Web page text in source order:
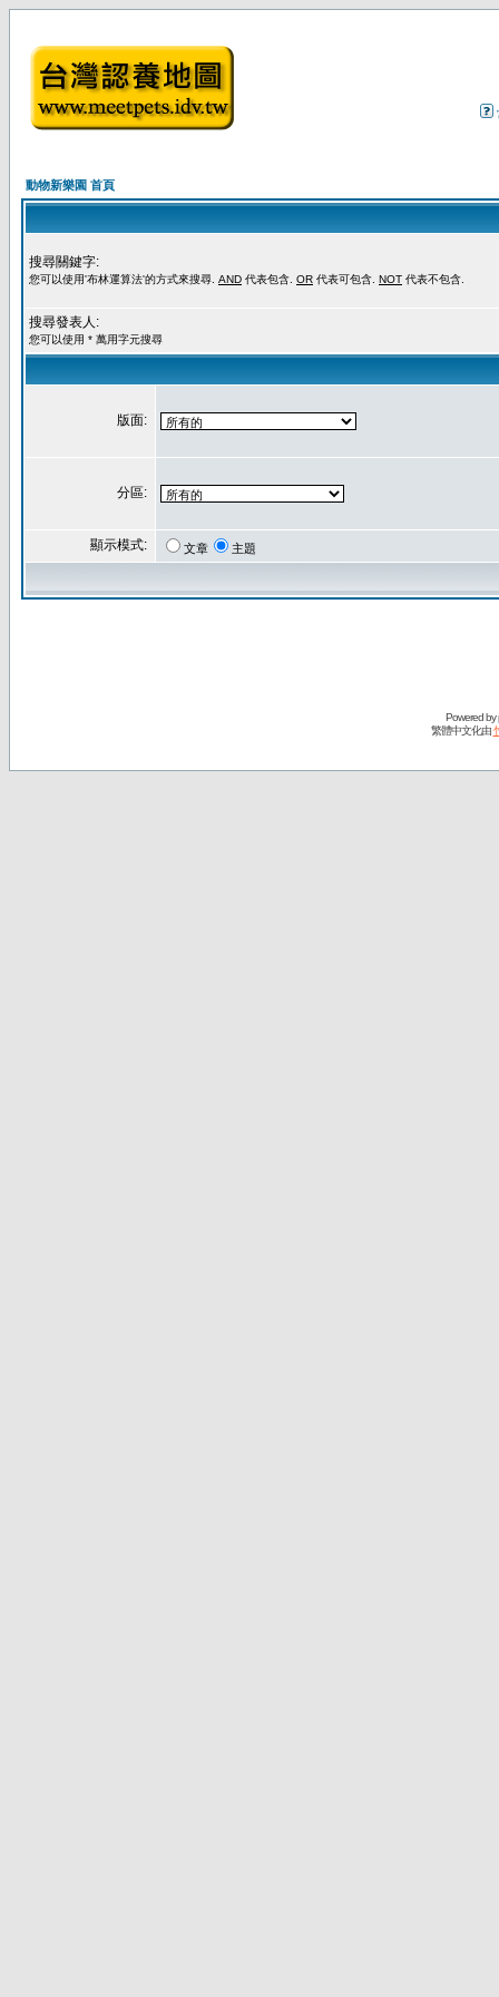
動物新樂園 首頁
搜尋關鍵字:
您可以使用'布林運算法'的方式來搜尋. AND 代表包含. OR 代表可包含. NOT 代表不包含.
搜尋發表人:
您可以使用 * 萬用字元搜尋
版面:
分區:
顯示模式: 文章 主題
Powered by
繁體中文化由